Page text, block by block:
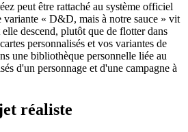
peut être rattaché au système officiel
« D&D, mais à notre sauce » vit
descend, plutôt que de flotter dans
personnalisés et vos variantes de
une bibliothèque personnelle liée au
d'un personnage et d'une campagne à
réaliste